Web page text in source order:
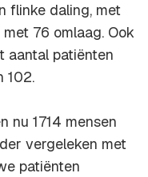
flinke daling, met
76 omlaag. Ook
aantal patiënten
102.
nu 1714 mensen
vergeleken met
patiënten